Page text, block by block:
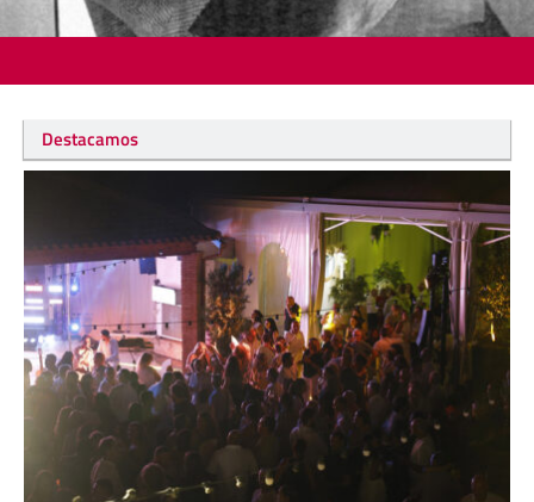
Destacamos